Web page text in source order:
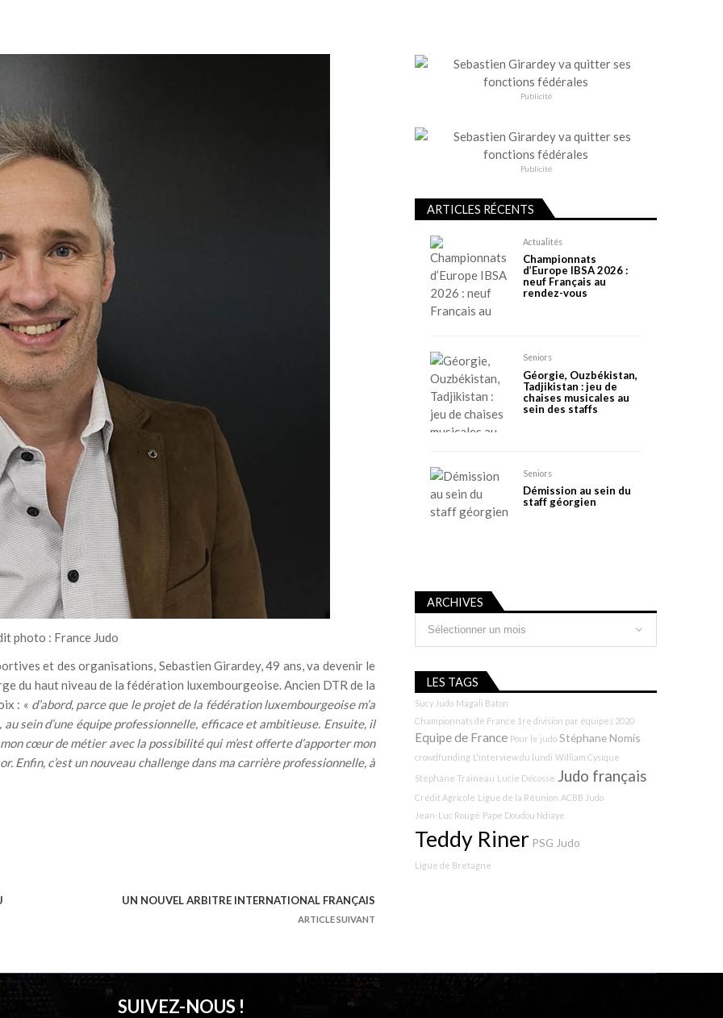
photo : France Judo
et des organisations, Sebastien Girardey, 49 ans, va devenir le
du haut niveau de la fédération luxembourgeoise. Ancien DTR de la
: « d’abord, parce que le projet de la fédération luxembourgeoise m’a
sein d’une équipe professionnelle, efficace et ambitieuse. Ensuite, il
cœur de métier avec la possibilité qui m’est offerte d’apporter mon
Enfin, c’est un nouveau challenge dans ma carrière professionnelle, à
UN NOUVEL ARBITRE INTERNATIONAL FRANÇAIS
ARTICLE SUIVANT
Publicité
Publicité
ARTICLES RÉCENTS
Actualités
Championnats
d’Europe IBSA 2026 :
neuf Français au
rendez-vous
Seniors
Géorgie, Ouzbékistan,
Tadjikistan : jeu de
chaises musicales au
sein des staffs
Seniors
Démission au sein du
staff géorgien
ARCHIVES
LES TAGS
Sucy Judo Magali Baton
Championnats de France 1re division par équipes 2020
Equipe de France Pour le judo Stéphane Nomis
crowdfunding L'interview du lundi William Cysique
Stéphane Traineau Lucie Décosse Judo français
Crédit Agricole Ligue de la Réunion ACBB Judo
Jean-Luc Rougé Pape Doudou Ndiaye
Teddy Riner PSG Judo
Ligue de Bretagne
SUIVEZ-NOUS !